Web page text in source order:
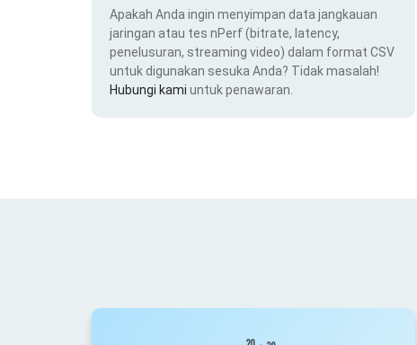
Apakah Anda ingin menyimpan data jangkauan
jaringan atau tes nPerf (bitrate, latency,
penelusuran, streaming video) dalam format CSV
untuk digunakan sesuka Anda? Tidak masalah!
Hubungi kami untuk penawaran.